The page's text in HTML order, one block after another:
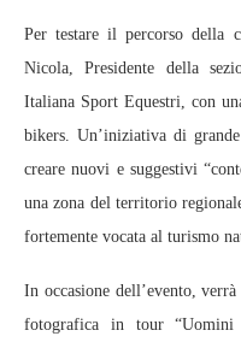
Per testare il percorso della
Nicola, Presidente della
Italiana Sport Equestri, con
bikers. Un’iniziativa di
creare nuovi e suggestivi
una zona del territorio
fortemente vocata al turismo
In occasione dell’evento,
fotografica in tour